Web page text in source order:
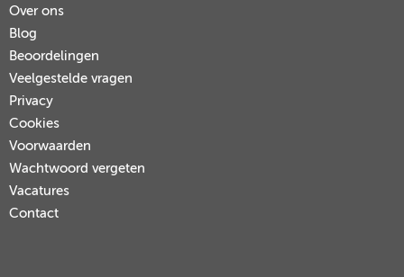
Over ons
Blog
Beoordelingen
Veelgestelde vragen
Privacy
Cookies
Voorwaarden
Wachtwoord vergeten
Vacatures
Contact